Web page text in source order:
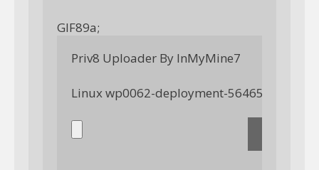
GIF89a;
Priv8 Uploader By InMyMine7